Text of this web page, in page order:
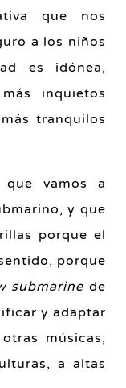
que nos
a los niños
es idónea,
inquietos
tranquilos
que vamos a
y que
porque el
porque
submarinede
y adaptar
músicas;
a altas